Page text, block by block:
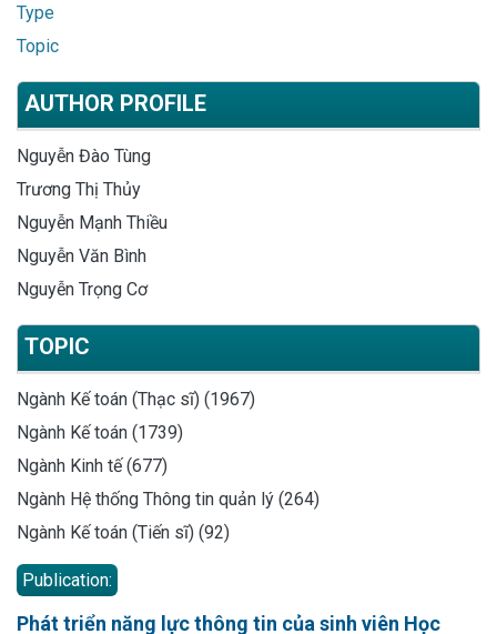
Type
Topic
AUTHOR PROFILE
Nguyễn Đào Tùng
Trương Thị Thủy
Nguyễn Mạnh Thiều
Nguyễn Văn Bình
Nguyễn Trọng Cơ
TOPIC
Ngành Kế toán (Thạc sĩ) (1967)
Ngành Kế toán (1739)
Ngành Kinh tế (677)
Ngành Hệ thống Thông tin quản lý (264)
Ngành Kế toán (Tiến sĩ) (92)
Publication:
Phát triển năng lực thông tin của sinh viên Học